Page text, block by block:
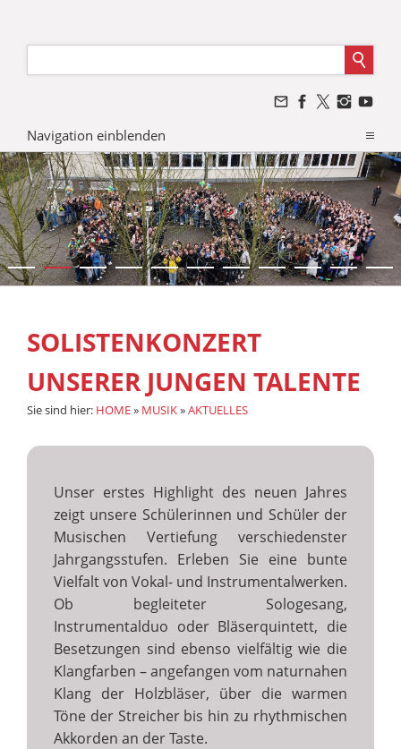
Navigation einblenden
SOLISTENKONZERT
UNSERER JUNGEN TALENTE
Sie sind hier: HOME» MUSIK»AKTUELLES
Unser erstes Highlight des neuen Jahres
zeigt unsere Schülerinnen und Schüler der
Musischen Vertiefung verschiedenster
Jahrgangsstufen. Erleben Sie eine bunte
Vielfalt von Vokal- und Instrumentalwerken.
Ob begleiteter Sologesang,
Instrumentalduo oder Bläserquintett, die
Besetzungen sind ebenso vielfältig wie die
Klangfarben – angefangen vom naturnahen
Klang der Holzbläser, über die warmen
Töne der Streicher bis hin zu rhythmischen
Akkorden an der Taste.